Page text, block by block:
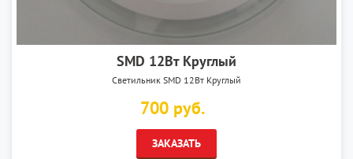
SMD 12Вт Круглый
Светильник SMD 12Вт Круглый
700 руб.
ЗАКАЗАТЬ